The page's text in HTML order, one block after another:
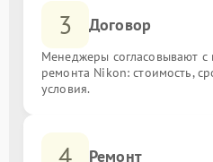
3 Договор
Менеджеры согласовывают с
ремонта Nikon: стоимость,
условия.
Ремонт